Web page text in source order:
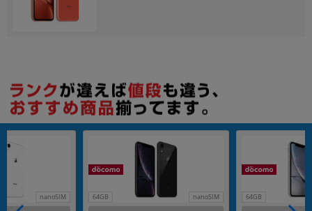
nanoSIM 64GB nanoSIM 64GB